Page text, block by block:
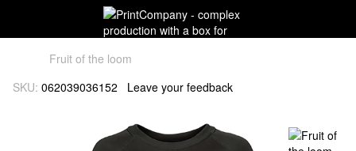
Fruit of the loom
SKU: 062039036152 Leave your feedback